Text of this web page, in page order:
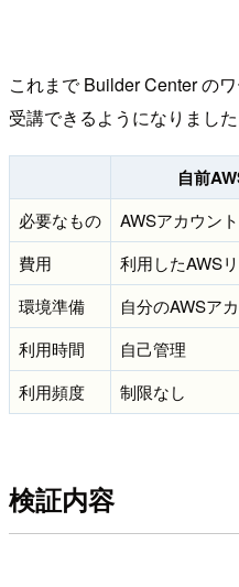
これまで Builder Center の
受講できるようになりました
自前
必要なもの AWSアカウント
費用
利用したAWS
環境準備
自分のAWSア
利用時間
自己管理
利用頻度
制限なし
検証内容